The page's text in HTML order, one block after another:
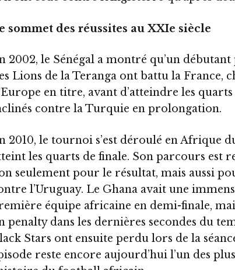
sommet des réussites au XXIe siècle
2002, le Sénégal a montré qu’un
Lions de la Teranga ont battu la France,
en titre, avant d’atteindre les
contre la Turquie en prolongation.
2010, le tournoi s’est déroulé en Afrique
les quarts de finale. Son parcours est
seulement pour le résultat, mais aussi
l’Uruguay. Le Ghana avait une
équipe africaine en demi-finale,
penalty dans les dernières secondes du
Stars ont ensuite perdu lors de la
reste encore aujourd’hui l’un des